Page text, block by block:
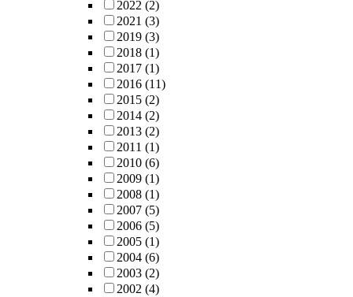
2022 (2)
2021 (3)
2019 (3)
2018 (1)
2017 (1)
2016 (11)
2015 (2)
2014 (2)
2013 (2)
2011 (1)
2010 (6)
2009 (1)
2008 (1)
2007 (5)
2006 (5)
2005 (1)
2004 (6)
2003 (2)
2002 (4)